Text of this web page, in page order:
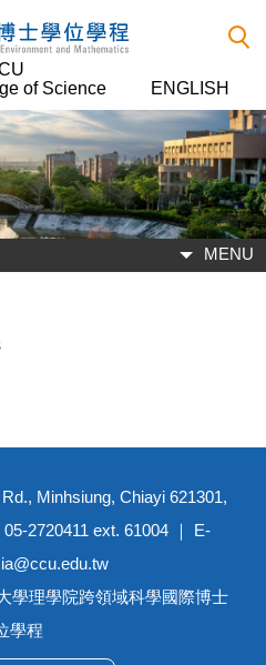
of Science
ENGLISH
MENU
Minhsiung, Chiayi 621301,
2720411 ext. 61004 ｜ E-
學理學院跨領域科學國際博士
學程